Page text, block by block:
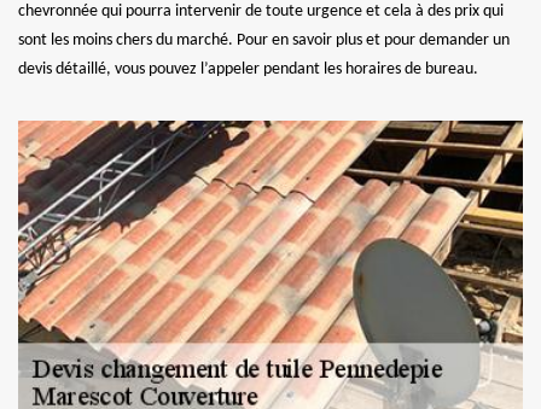
chevronnée qui pourra intervenir de toute urgence et cela à des prix qui
sont les moins chers du marché. Pour en savoir plus et pour demander un
devis détaillé, vous pouvez l’appeler pendant les horaires de bureau.